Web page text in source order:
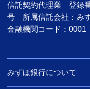
信託契約代理業 登録
号 所属信託会社：み
金融機関コード：0001
みずほ銀行について